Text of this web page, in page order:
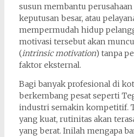
susun membantu
keputusan besar, atau
mempermudah hidup
motivasi tersebut akan
(intrinsic motivation) tanpa
faktor eksternal.
Bagi banyak profesional di
berkembang pesat seperti
industri semakin kompetitif.
yang kuat, rutinitas akan
yang berat. Inilah mengapa